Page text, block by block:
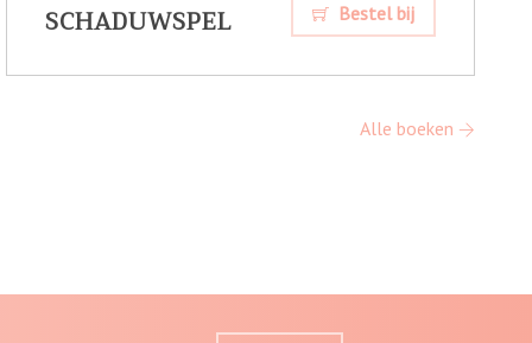
SCHADUWSPEL Bestel bij
Alle boeken